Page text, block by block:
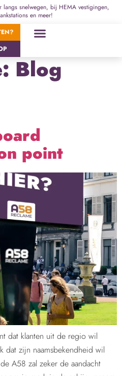
langs snelwegen, bij HEMA vestigingen,
en meer!
Blog
point
dat klanten uit de regio wil
dat zijn naamsbekendheid wil
A58 zal zeker de aandacht